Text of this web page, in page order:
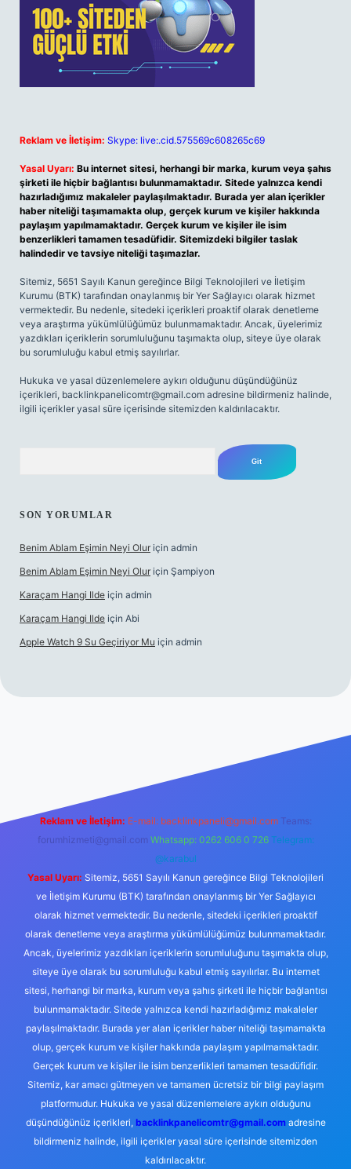
Reklam ve İletişim: Skype: live:.cid.575569c608265c69
Yasal Uyarı: Bu internet sitesi, herhangi bir marka, kurum veya şahıs
şirketi ile hiçbir bağlantısı bulunmamaktadır. Sitede yalnızca kendi
hazırladığımız makaleler paylaşılmaktadır. Burada yer alan içerikler
haber niteliği taşımamakta olup, gerçek kurum ve kişiler hakkında
paylaşım yapılmamaktadır. Gerçek kurum ve kişiler ile isim
benzerlikleri tamamen tesadüfidir. Sitemizdeki bilgiler taslak
halindedir ve tavsiye niteliği taşımazlar.
Sitemiz, 5651 Sayılı Kanun gereğince Bilgi Teknolojileri ve İletişim
Kurumu (BTK) tarafından onaylanmış bir Yer Sağlayıcı olarak hizmet
vermektedir. Bu nedenle, sitedeki içerikleri proaktif olarak denetleme
veya araştırma yükümlülüğümüz bulunmamaktadır. Ancak, üyelerimiz
yazdıkları içeriklerin sorumluluğunu taşımakta olup, siteye üye olarak
bu sorumluluğu kabul etmiş sayılırlar.
Hukuka ve yasal düzenlemelere aykırı olduğunu düşündüğünüz
içerikleri, backlinkpanelicomtr@gmail.com adresine bildirmeniz halinde,
ilgili içerikler yasal süre içerisinde sitemizden kaldırılacaktır.
SON YORUMLAR
Benim Ablam Eşimin Neyi Olur için admin
Benim Ablam Eşimin Neyi Olur için Şampiyon
Karaçam Hangi Ilde için admin
Karaçam Hangi Ilde için Abi
Apple Watch 9 Su Geçiriyor Mu için admin
Reklam ve İletişim: E-mail: backlinkpaneli@gmail.com Teams:
forumhizmeti@gmail.com Whatsapp: 0262 606 0 726 Telegram:
@karabul
Yasal Uyarı: Sitemiz, 5651 Sayılı Kanun gereğince Bilgi Teknolojileri
ve İletişim Kurumu (BTK) tarafından onaylanmış bir Yer Sağlayıcı
olarak hizmet vermektedir. Bu nedenle, sitedeki içerikleri proaktif
olarak denetleme veya araştırma yükümlülüğümüz bulunmamaktadır.
Ancak, üyelerimiz yazdıkları içeriklerin sorumluluğunu taşımakta olup,
siteye üye olarak bu sorumluluğu kabul etmiş sayılırlar. Bu internet
sitesi, herhangi bir marka, kurum veya şahıs şirketi ile hiçbir bağlantısı
bulunmamaktadır. Sitede yalnızca kendi hazırladığımız makaleler
paylaşılmaktadır. Burada yer alan içerikler haber niteliği taşımamakta
olup, gerçek kurum ve kişiler hakkında paylaşım yapılmamaktadır.
Gerçek kurum ve kişiler ile isim benzerlikleri tamamen tesadüfidir.
Sitemiz, kar amacı gütmeyen ve tamamen ücretsiz bir bilgi paylaşım
platformudur. Hukuka ve yasal düzenlemelere aykırı olduğunu
düşündüğünüz içerikleri, backlinkpanelicomtr@gmail.comadresine
bildirmeniz halinde, ilgili içerikler yasal süre içerisinde sitemizden
kaldırılacaktır.